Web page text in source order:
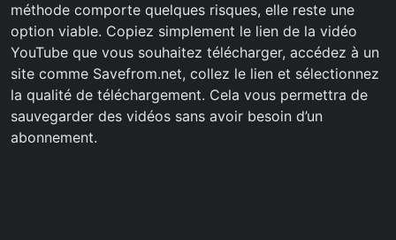
méthode comporte quelques risques, elle reste une
option viable. Copiez simplement le lien de la vidéo
YouTube que vous souhaitez télécharger, accédez à un
site comme Savefrom.net, collez le lien et sélectionnez
la qualité de téléchargement. Cela vous permettra de
sauvegarder des vidéos sans avoir besoin d’un
abonnement.